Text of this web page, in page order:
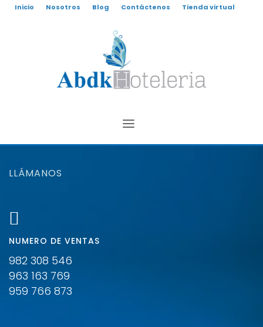
Inicio Nosotros Blog Contáctenos Tienda virtual
LLÁMANOS
NUMERO DE VENTAS
982 308 546
963 163 769
959 766 873